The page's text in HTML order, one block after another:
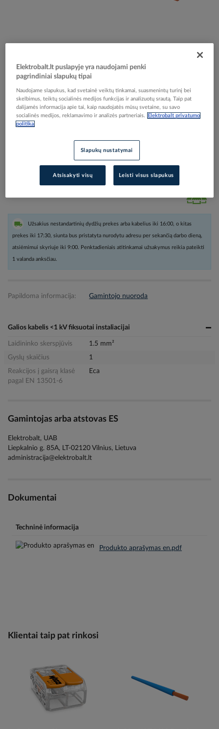
the
beginning
the
images
gallery
Laidas H07V-K 1.5mm2 450/750V raudonas Eca
klasė [Ritė po 100m] - ELMAT
Elektrobalt prekės kodas
505432
Gamintojo prekės kodas
Užsakius nestandartinių dydžių prekes arba kabelius iki 16:00, o kitas
prekes iki 17:30, siunta bus pristatyta nurodytu adresu per sekančią darbo dieną,
atsiėmimui skyriuje iki 9:00. Penktadieniais atitinkamai užsakymus reikia pateikti
1 valanda anksčiau.
Papildoma informacija: Gamintojo nuoroda
Galios kabelis <1 kV fiksuotai instaliacijai
Laidininko skerspjūvis
1.5 mm²
Gyslų skaičius
1
Reakcijos į gaisrą klasė
pagal EN 13501-6
Eca
Gamintojas arba atstovas ES
Elektrobalt, UAB
Liepkalnio g. 85A, LT-02120 Vilnius, Lietuva
administracija@elektrobalt.lt
Dokumentai
Techninė informacija
Produkto aprašymas en.pdf
Klientai taip pat rinkosi
Elektrobalt.lt puslapyje yra naudojami penki
pagrindiniai slapukų tipai
Naudojame slapukus, kad svetainė veiktų tinkamai, suasmenintų turinį bei
skelbimus, teiktų socialinės medijos funkcijas ir analizuotų srautą. Taip pat
dalijamės informacija apie tai, kaip naudojatės mūsų svetaine, su savo
socialinės medijos, reklamavimo ir analizės partneriais.
Elektrobalt privatumo
politika
Slapukų nustatymai
Atsisakyti visų Leisti visus slapukus